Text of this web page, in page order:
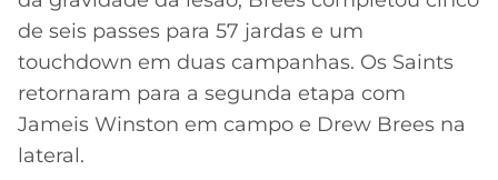
de seis passes para 57 jardas e um
touchdown em duas campanhas. Os Saints
retornaram para a segunda etapa com
Jameis Winston em campo e Drew Brees na
lateral.